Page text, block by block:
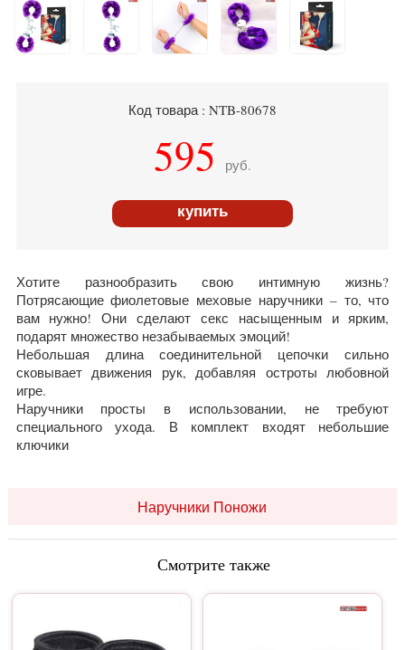
Код товара : NTB-80678
595 руб.
купить
Хотите разнообразить свою интимную жизнь?
Потрясающие фиолетовые меховые наручники – то, что
вам нужно! Они сделают секс насыщенным и ярким,
подарят множество незабываемых эмоций!
Небольшая длина соединительной цепочки сильно
сковывает движения рук, добавляя остроты любовной
игре.
Наручники просты в использовании, не требуют
специального ухода. В комплект входят небольшие
ключики
Наручники Поножи
Смотрите также